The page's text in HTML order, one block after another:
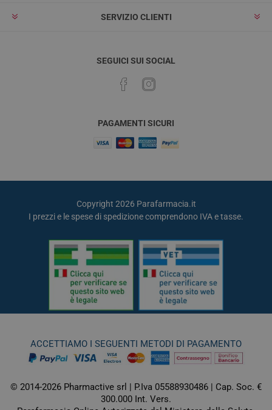
SERVIZIO CLIENTI
SEGUICI SUI SOCIAL
PAGAMENTI SICURI
Copyright 2026 Parafarmacia.it
I prezzi e le spese di spedizione comprendono IVA e tasse.
ACCETTIAMO I SEGUENTI METODI DI PAGAMENTO
© 2014-2026 Pharmactive srl | P.Iva 05588930486 | Cap. Soc. €
300.000 Int. Vers.